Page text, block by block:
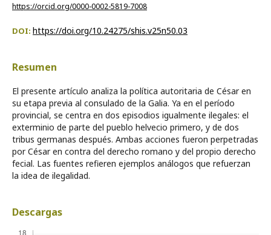
https://orcid.org/0000-0002-5819-7008
DOI: https://doi.org/10.24275/shis.v25n50.03
Resumen
El presente artículo analiza la política autoritaria de César en
su etapa previa al consulado de la Galia. Ya en el período
provincial, se centra en dos episodios igualmente ilegales: el
exterminio de parte del pueblo helvecio primero, y de dos
tribus germanas después. Ambas acciones fueron perpetradas
por César en contra del derecho romano y del propio derecho
fecial. Las fuentes refieren ejemplos análogos que refuerzan
la idea de ilegalidad.
Descargas